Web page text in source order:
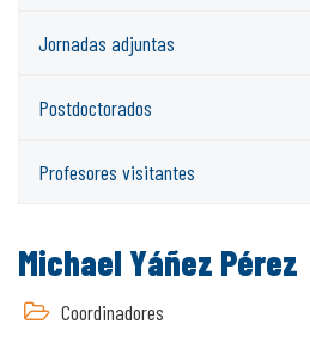
Jornadas adjuntas
Postdoctorados
Profesores visitantes
Michael Yáñez Pérez
Coordinadores